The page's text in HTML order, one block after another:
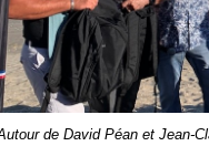
de David Péan et Jean-